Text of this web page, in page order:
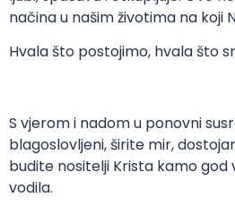
načina u našim životima na koji
Hvala što postojimo, hvala što
S vjerom i nadom u ponovni
blagoslovljeni, širite mir,
budite nositelji Krista kamo god
vodila.